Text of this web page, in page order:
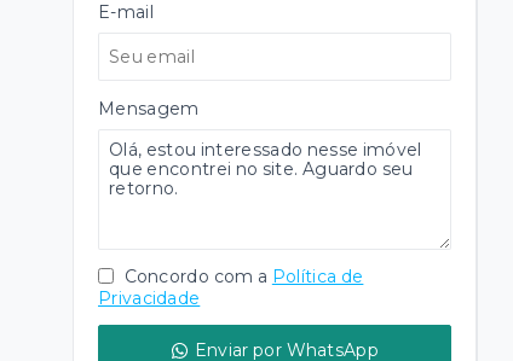
E-mail
Mensagem
Concordo com a Política de
Privacidade
Enviar por WhatsApp